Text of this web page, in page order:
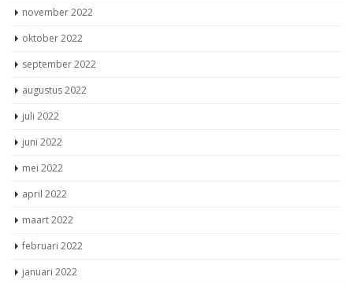
november 2022
oktober 2022
september 2022
augustus 2022
juli 2022
juni 2022
mei 2022
april 2022
maart 2022
februari 2022
januari 2022